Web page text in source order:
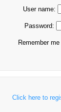
User name:
Password:
Remember
Click here to